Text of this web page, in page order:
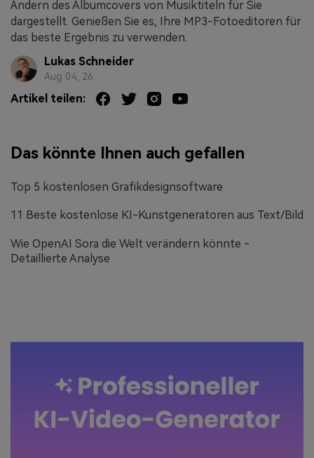
Ändern des Albumcovers von Musiktiteln für Sie
dargestellt. Genießen Sie es, Ihre MP3-Fotoeditoren für
das beste Ergebnis zu verwenden.
Lukas Schneider
Aug 04, 26
Artikel teilen:
Das könnte Ihnen auch gefallen
Top 5 kostenlosen Grafikdesignsoftware
11 Beste kostenlose KI-Kunstgeneratoren aus Text/Bild
Wie OpenAI Sora die Welt verändern könnte -
Detaillierte Analyse